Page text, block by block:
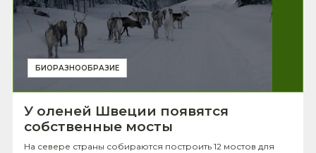
БИОРАЗНООБРАЗИЕ
У оленей Швеции появятся
собственные мосты
На севере страны собираются построить 12 мостов для